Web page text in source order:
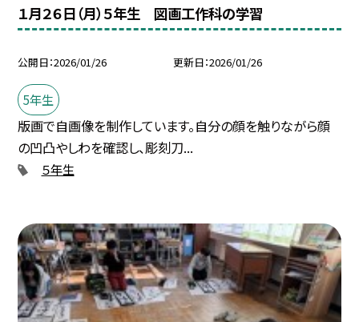
１月２６日（月）５年生 図画工作科の学習
公開日 2026/01/26 更新日 2026/01/26
5年生
版画で自画像を制作しています。自分の顔を触りながら顔
の凹凸やしわを確認し、彫刻刀...
５年生